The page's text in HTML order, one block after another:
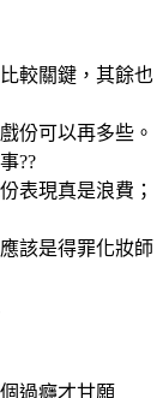
較關鍵，其餘也
份可以再多些。
??
表現真是浪費；
該是得罪化妝師
過癮才甘願